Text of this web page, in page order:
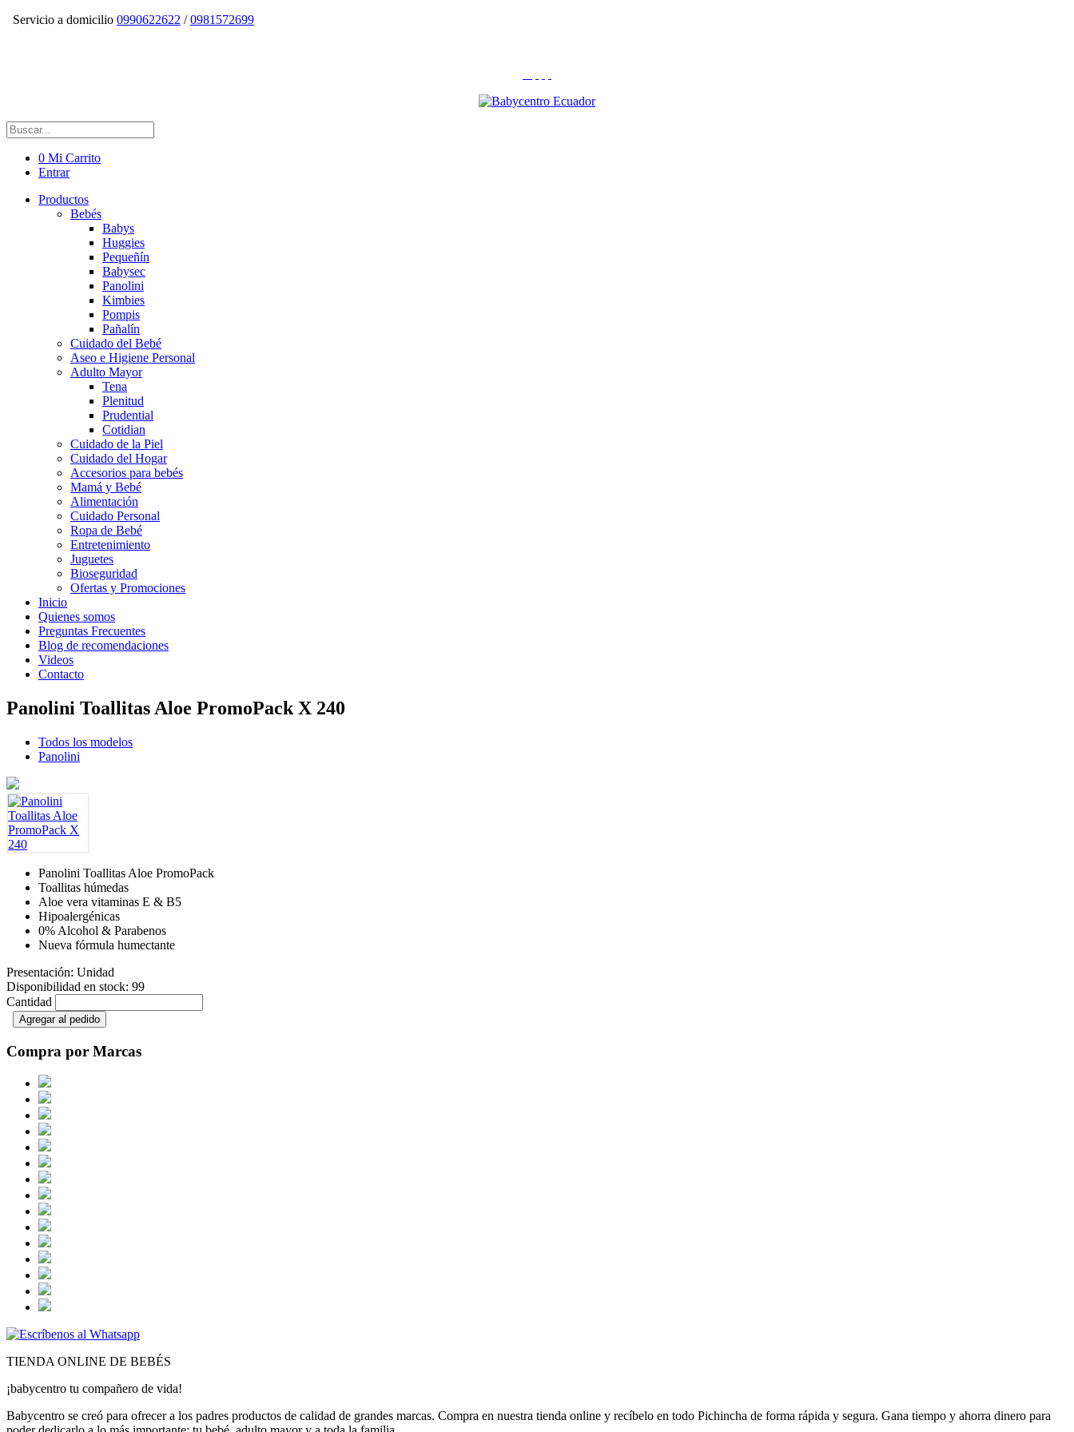
Servicio a domicilio 0990622622 /0981572699
0 Mi Carrito
Entrar
Productos
Bebés
Babys
Huggies
Pequeñín
Babysec
Panolini
Kimbies
Pompis
Pañalín
Cuidado del Bebé
Aseo e Higiene Personal
Adulto Mayor
Tena
Plenitud
Prudential
Cotidian
Cuidado de la Piel
Cuidado del Hogar
Accesorios para bebés
Mamá y Bebé
Alimentación
Cuidado Personal
Ropa de Bebé
Entretenimiento
Juguetes
Bioseguridad
Ofertas y Promociones
Inicio
Quienes somos
Preguntas Frecuentes
Blog de recomendaciones
Videos
Contacto
Panolini Toallitas Aloe PromoPack X 240
Todos los modelos
Panolini
Panolini Toallitas Aloe PromoPack
Toallitas húmedas
Aloe vera vitaminas E & B5
Hipoalergénicas
0% Alcohol & Parabenos
Nueva fórmula humectante
Presentación: Unidad
Disponibilidad en stock: 99
Cantidad
Agregar al pedido
Compra por Marcas
TIENDA ONLINE DE BEBÉS
¡babycentro tu compañero de vida!
Babycentro se creó para ofrecer a los padres productos de calidad de grandes marcas. Compra en nuestra tienda online y recíbelo en todo Pichincha de forma rápida y segura. Gana tiempo y ahorra dinero para